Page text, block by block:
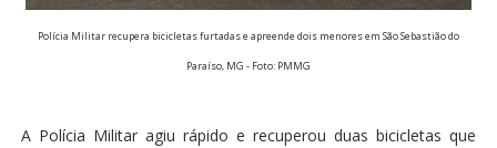
Polícia Militar recupera bicicletas furtadas e apreende dois menores em São Sebastião do
Paraíso, MG - Foto: PMMG
A Polícia Militar agiu rápido e recuperou duas bicicletas que